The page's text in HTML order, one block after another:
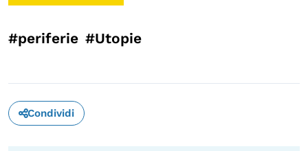
#periferie #Utopie
Condividi